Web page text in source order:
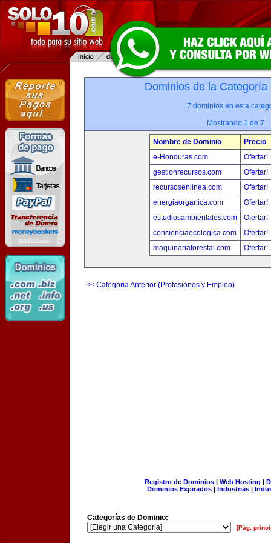
Dominios de la
7 dominios en esta
Mostrando 1 de 7
Nombre de Dominio
Precio
e-Honduras.com
Ofertar!
gestionrecursos.com
Ofertar!
recursosenlinea.com
Ofertar!
energiaorganica.com
Ofertar!
estudiosambientales.com
Ofertar!
concienciaecologica.com
Ofertar!
maquinariaforestal.com
Ofertar!
<< Categoria Anterior (Profesiones y Empleo)
Registro de Dominios| Web Hosting |
Dominios Expirados | Industrias |
Categorías de Dominio:
[Pág.